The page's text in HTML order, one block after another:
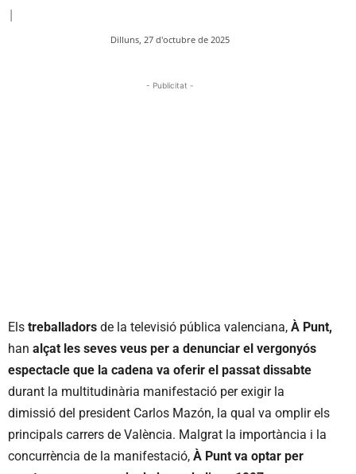
|
Dilluns, 27 d'octubre de 2025
- Publicitat -
Els treballadors de la televisió pública valenciana, À Punt,
han alçat les seves veus per a denunciar el vergonyós
espectacle que la cadena va oferir el passat dissabte
durant la multitudinària manifestació per exigir la
dimissió del president Carlos Mazón, la qual va omplir els
principals carrers de València. Malgrat la importància i la
concurrència de la manifestació, À Punt va optar per